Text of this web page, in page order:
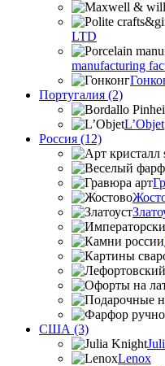
LTD
manufacturing
Португалия (2)
L’Objet
Россия (12)
США (3)
Lenox